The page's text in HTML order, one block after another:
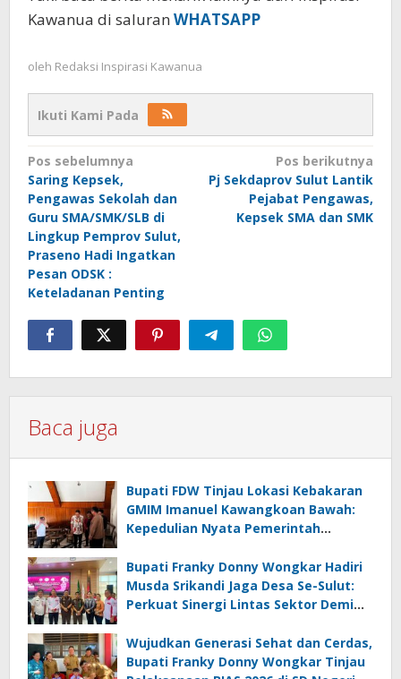
Kawanua di saluran WHATSAPP
oleh Redaksi Inspirasi Kawanua
Ikuti Kami Pada
Navigasi
pos
Pos sebelumnya
Saring Kepsek,
Pengawas Sekolah dan
Guru SMA/SMK/SLB di
Lingkup Pemprov Sulut,
Praseno Hadi Ingatkan
Pesan ODSK :
Keteladanan Penting
Pos berikutnya
Pj Sekdaprov Sulut Lantik
Pejabat Pengawas,
Kepsek SMA dan SMK
Baca juga
Bupati FDW Tinjau Lokasi Kebakaran
GMIM Imanuel Kawangkoan Bawah:
Kepedulian Nyata Pemerintah
Terdampak
Bupati Franky Donny Wongkar Hadiri
Musda Srikandi Jaga Desa Se-Sulut:
Perkuat Sinergi Lintas Sektor Demi
Wujudkan Generasi Sehat dan Cerdas,
Bupati Franky Donny Wongkar Tinjau